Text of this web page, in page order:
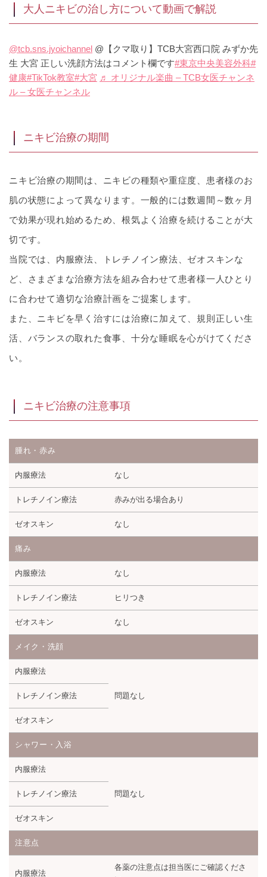
大人ニキビの治し方について動画で解説
@tcb.sns.jyoichannel @【クマ取り】TCB大宮西口院 みずか先
生 大宮 正しい洗顔方法はコメント欄です#東京中央美容外科#
健康#TikTok教室#大宮 ♬ オリジナル楽曲 – TCB女医チャンネ
ル – 女医チャンネル
ニキビ治療の期間
ニキビ治療の期間は、ニキビの種類や重症度、患者様のお
肌の状態によって異なります。一般的には数週間～数ヶ月
で効果が現れ始めるため、根気よく治療を続けることが大
切です。
当院では、内服療法、トレチノイン療法、ゼオスキンな
ど、さまざまな治療方法を組み合わせて患者様一人ひとり
に合わせて適切な治療計画をご提案します。
また、ニキビを早く治すには治療に加えて、規則正しい生
活、バランスの取れた食事、十分な睡眠を心がけてくださ
い。
ニキビ治療の注意事項
腫れ・赤み
内服療法 なし
トレチノイン療法 赤みが出る場合あり
ゼオスキン なし
痛み
内服療法 なし
トレチノイン療法 ヒリつき
ゼオスキン なし
メイク・洗顔
内服療法
問題なし
トレチノイン療法
ゼオスキン
シャワー・入浴
内服療法
問題なし
トレチノイン療法
ゼオスキン
注意点
内服療法
各薬の注意点は担当医にご確認くださ